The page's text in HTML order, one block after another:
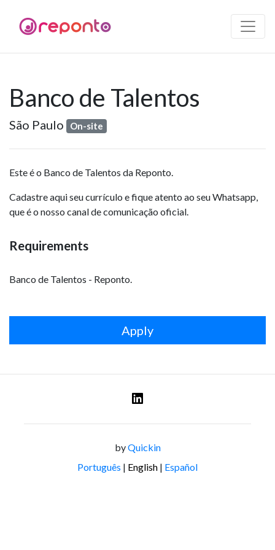
Banco de Talentos
São Paulo On-site
Este é o Banco de Talentos da Reponto.
Cadastre aqui seu currículo e fique atento ao seu Whatsapp,
que é o nosso canal de comunicação oficial.
Requirements
Banco de Talentos - Reponto.
Apply
byQuickin
Português | English | Español